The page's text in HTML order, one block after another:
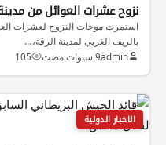
نزوح عشرات العوائل من
استمرت موجات النزوح لعشرات
بالريف الغربي لمدينة الرقة،…
admin9 سنوات مضت 105
الاخبار الدولية